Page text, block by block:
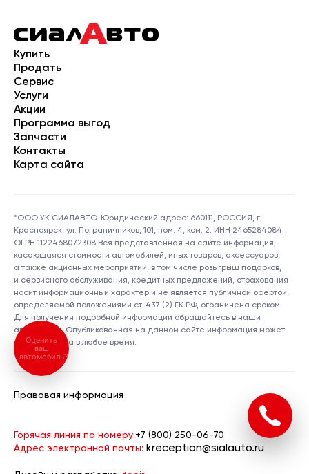
Купить
Продать
Сервис
Услуги
Акции
Программа выгод
Запчасти
Контакты
Карта сайта
*ООО УК СИАЛАВТО. Юридический адрес: 660111, РОССИЯ, г.
Красноярск, ул. Пограничников, 101, пом. 4, ком. 2. ИНН 2465284084.
ОГРН 1122468072308 Вся представленная на сайте информация,
касающаяся стоимости автомобилей, иных товаров, аксессуаров,
а также акционных мероприятий, в том числе розыгрыш подарков,
и сервисного обслуживания, кредитных предложений, страхования
носит информационный характер и не является публичной офертой,
определяемой положениями ст. 437 (2) ГК РФ, ограничена сроком.
Для получения подробной информации обращайтесь в наши
автосалоны. Опубликованная на данном сайте информация может
быть изменена в любое время.
Правовая информация
Горячая линия по номеру:+7 (800) 250-06-70
Адрес электронной почты: kreception@sialauto.ru
Оценить
ваш
автомобиль?